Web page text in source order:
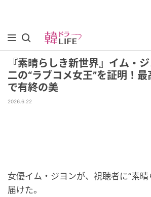
『素晴らしき新世界』イム・
二の“ラブコメ女王”を証明！
で有終の美
2026.6.22
女優イム・ジヨンが、視聴者に“素晴
届けた。